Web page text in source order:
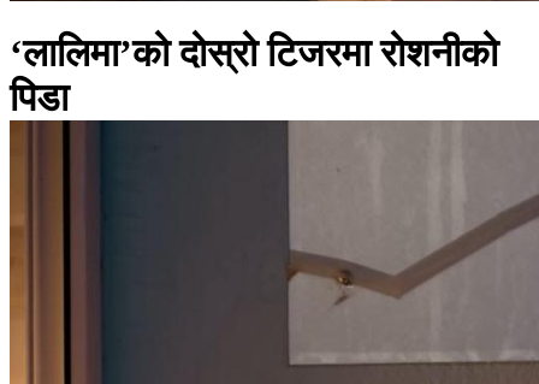
‘लालिमा’को दोस्रो टिजरमा रोशनीको
पिडा